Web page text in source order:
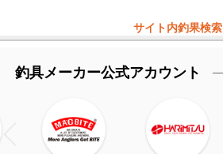
サイト内釣果検索
釣具メーカー公式アカウント